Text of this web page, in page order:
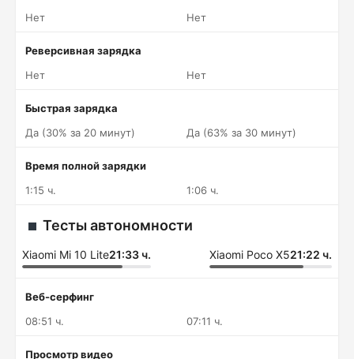
Нет
Нет
Реверсивная зарядка
Нет
Нет
Быстрая зарядка
Да (30% за 20 минут)
Да (63% за 30 минут)
Время полной зарядки
1:15 ч.
1:06 ч.
Тесты автономности
Xiaomi Mi 10 Lite21:33 ч. Xiaomi Poco X521:22 ч.
Веб-серфинг
08:51 ч.
07:11 ч.
Просмотр видео